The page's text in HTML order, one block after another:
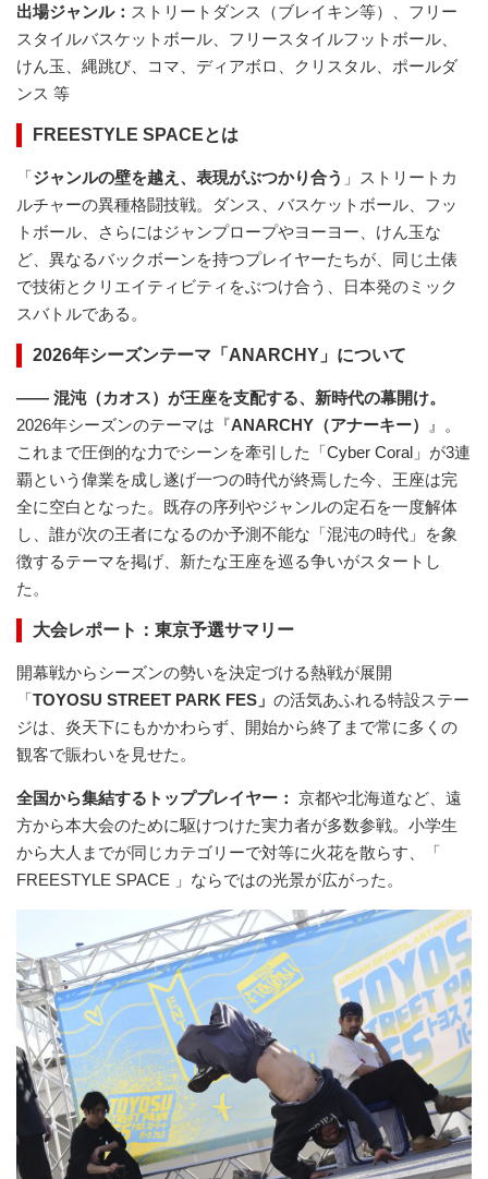
出場ジャンル： ストリートダンス（ブレイキン等）、フリー
スタイルバスケットボール、フリースタイルフットボール、
けん玉、縄跳び、コマ、ディアボロ、クリスタル、ポールダ
ンス 等
FREESTYLE SPACEとは
「ジャンルの壁を越え、表現がぶつかり合う 」ストリートカ
ルチャーの異種格闘技戦。ダンス、バスケットボール、フッ
トボール、さらにはジャンプロープやヨーヨー、けん玉な
ど、異なるバックボーンを持つプレイヤーたちが、同じ土俵
で技術とクリエイティビティをぶつけ合う、日本発のミック
スバトルである。
2026年シーズンテーマ「ANARCHY」について
―― 混沌（カオス）が王座を支配する、新時代の幕開け。
2026年シーズンのテーマは『ANARCHY（アナーキー）
』。
これまで圧倒的な力でシーンを牽引した「Cyber Coral」が3連
覇という偉業を成し遂げ一つの時代が終焉した今、王座は完
全に空白となった。既存の序列やジャンルの定石を一度解体
し、誰が次の王者になるのか予測不能な「混沌の時代」を象
徴するテーマを掲げ、新たな王座を巡る争いがスタートし
た。
大会レポート：東京予選サマリー
開幕戦からシーズンの勢いを決定づける熱戦が展開
「TOYOSU STREET PARK FES」 の活気あふれる特設ステー
ジは、炎天下にもかかわらず、開始から終了まで常に多くの
観客で賑わいを見せた。
全国から集結するトッププレイヤー： 京都や北海道など、遠
方から本大会のために駆けつけた実力者が多数参戦。小学生
から大人までが同じカテゴリーで対等に火花を散らす、「
FREESTYLE SPACE 」ならではの光景が広がった。